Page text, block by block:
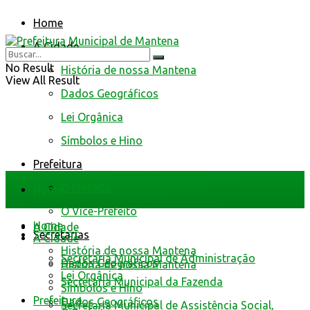
Home
A Cidade
História de nossa Mantena
Dados Geográficos
Lei Orgânica
Símbolos e Hino
Prefeitura
O Vice-Prefeito
Secretarias
Secretaria Municipal de Administração
Secretaria Municipal da Fazenda
Secretaria Municipal de Assistência Social,
No Result
View All Result
Home
A Cidade
História de nossa Mantena
Dados Geográficos
Home
A Cidade
História de nossa Mantena
Dados Geográficos
Lei Orgânica
Símbolos e Hino
Prefeitura